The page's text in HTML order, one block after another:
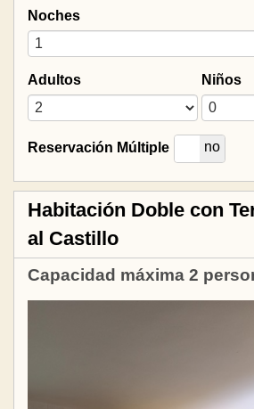
Noches
Adultos Niños
Reservación Múltiple
si no
Habitación Doble con
al Castillo
Capacidad máxima 2